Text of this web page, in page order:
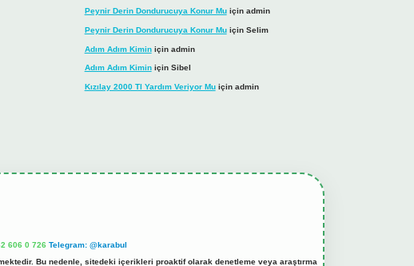
Peynir Derin Dondurucuya Konur Muiçin admin
Peynir Derin Dondurucuya Konur Muiçin Selim
Adım Adım Kiminiçin admin
Adım Adım Kiminiçin Sibel
Kızılay 2000 Tl Yardım Veriyor Muiçin admin
606 0 726 Telegram: @karabul
Bu nedenle, sitedeki içerikleri proaktif olarak denetleme veya araştırma